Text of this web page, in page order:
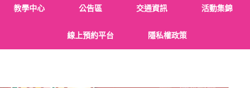
教學中心 公告區 交通資訊 活動集錦
線上預約平台 隱私權政策